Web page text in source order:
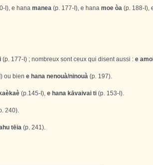
I), e hana manea (p. 177-I), e hana moe òa (p. 188-I),
(p. 177-I) ; nombreux sont ceux qui disent aussi : e
ou bien e hana nenouà/ninouà (p. 197).
kaèkaè (p.145-I), e hana kāvaivai ti (p. 153-I).
240).
tēia (p. 241).